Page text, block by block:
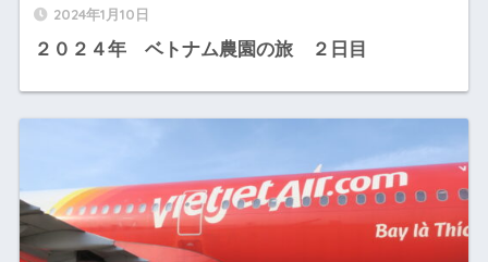
2024年1月10日
２０２４年 ベトナム農園の旅 ２日目